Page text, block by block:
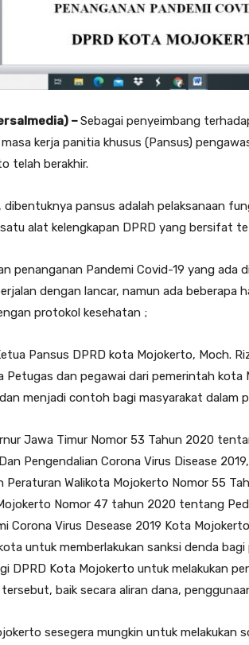
–Sebagai penyeimbang
kerja panitia khusus (Pansus)
telah berakhir.
dibentuknya pansus adalah pelaksanaan
alat kelengkapan DPRD yang bersifat
penanganan Pandemi Covid-19 yang ada
dengan lancar, namun ada beberapa
protokol kesehatan ;
Pansus DPRD kota Mojokerto, Moch.
Petugas dan pegawai dari pemerintah
menjadi contoh bagi masyarakat dalam
Jawa Timur Nomor 53 Tahun 2020
Pengendalian Corona Virus Disease
Peraturan Walikota Mojokerto Nomor 55
Nomor 47 tahun 2020 tentang
Corona Virus Desease 2019 Kota
untuk memberlakukan sanksi denda
DPRD Kota Mojokerto untuk melakukan
baik secara aliran dana,
sesegera mungkin untuk melakukan